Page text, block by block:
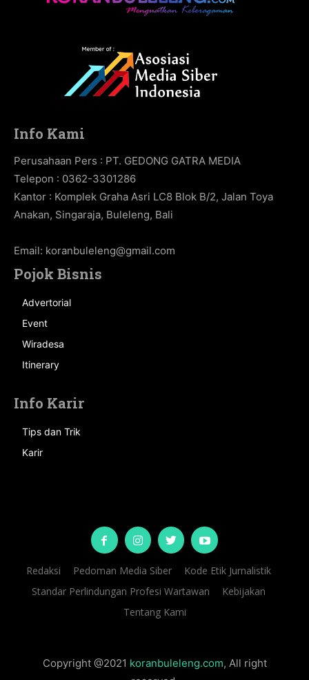
Info Kami
Perusahaan Pers : PT. GEDONG GATRA MEDIA
Telepon : 0362-3301286
Kantor : Komplek Graha Asri LC8 Blok B/2, Jalan Toya
Anakan, Singaraja, Buleleng, Bali
Email: koranbuleleng@gmail.com
Pojok Bisnis
Advertorial
Event
Wiradesa
Itinerary
Info Karir
Tips dan Trik
Karir
Redaksi Pedoman Media Siber
Kode Etik Jurnalistik
Standar Perlindungan Profesi Wartawan
Kebijakan
Tentang Kami
Copyright @2021 koranbuleleng.com, All right